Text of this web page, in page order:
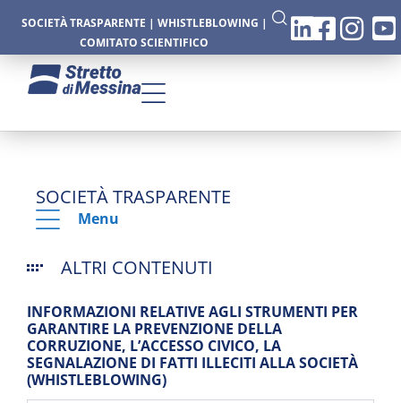
SOCIETÀ TRASPARENTE | WHISTLEBLOWING |
COMITATO SCIENTIFICO
SOCIETÀ TRASPARENTE
Menu
ALTRI CONTENUTI
INFORMAZIONI RELATIVE AGLI STRUMENTI PER
GARANTIRE LA PREVENZIONE DELLA
CORRUZIONE, L’ACCESSO CIVICO, LA
SEGNALAZIONE DI FATTI ILLECITI ALLA SOCIETÀ
(WHISTLEBLOWING)